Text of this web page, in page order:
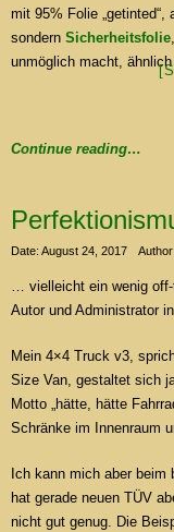
mit 95% Folie „getinted“,
sondern Sicherheitsfolie
unmöglich macht,
Continue reading…
Date: August 24, 2017
… vielleicht ein wenig off-
Autor und Administrator
Mein 4×4 Truck v3,
Size Van, gestaltet sich
Motto „hätte, hätte
Schränke im Innenraum
Ich kann mich aber
hat gerade neuen TÜV
nicht gut genug. Die